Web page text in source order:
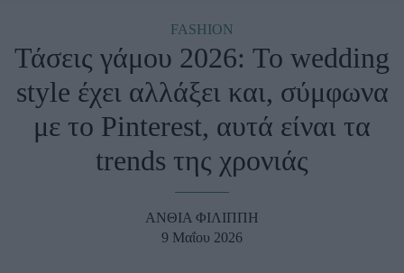
Fashion
Shopping
Styling Tips
Fashion News
FASHION
Τάσεις γάμου 2026: To wedding
style έχει αλλάξει και, σύμφωνα
με το Pinterest, αυτά είναι τα
trends της χρονιάς
ΑΝΘΙΑ ΦΙΛΙΠΠΗ
9 Μαΐου 2026